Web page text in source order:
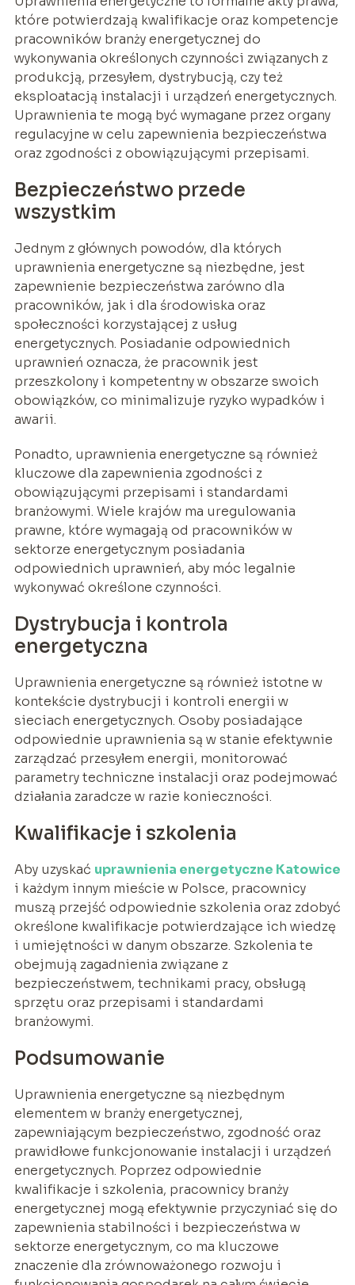
które potwierdzają kwalifikacje oraz kompetencje
pracowników branży energetycznej do
wykonywania określonych czynności związanych z
produkcją, przesyłem, dystrybucją, czy też
eksploatacją instalacji i urządzeń energetycznych.
Uprawnienia te mogą być wymagane przez organy
regulacyjne w celu zapewnienia bezpieczeństwa
oraz zgodności z obowiązującymi przepisami.
Bezpieczeństwo przede
wszystkim
Jednym z głównych powodów, dla których
uprawnienia energetyczne są niezbędne, jest
zapewnienie bezpieczeństwa zarówno dla
pracowników, jak i dla środowiska oraz
społeczności korzystającej z usług
energetycznych. Posiadanie odpowiednich
uprawnień oznacza, że pracownik jest
przeszkolony i kompetentny w obszarze swoich
obowiązków, co minimalizuje ryzyko wypadków i
awarii.
Ponadto, uprawnienia energetyczne są również
kluczowe dla zapewnienia zgodności z
obowiązującymi przepisami i standardami
branżowymi. Wiele krajów ma uregulowania
prawne, które wymagają od pracowników w
sektorze energetycznym posiadania
odpowiednich uprawnień, aby móc legalnie
wykonywać określone czynności.
Dystrybucja i kontrola
energetyczna
Uprawnienia energetyczne są również istotne w
kontekście dystrybucji i kontroli energii w
sieciach energetycznych. Osoby posiadające
odpowiednie uprawnienia są w stanie efektywnie
zarządzać przesyłem energii, monitorować
parametry techniczne instalacji oraz podejmować
działania zaradcze w razie konieczności.
Kwalifikacje i szkolenia
Aby uzyskać uprawnienia energetyczne Katowice
i każdym innym mieście w Polsce, pracownicy
muszą przejść odpowiednie szkolenia oraz zdobyć
określone kwalifikacje potwierdzające ich wiedzę
i umiejętności w danym obszarze. Szkolenia te
obejmują zagadnienia związane z
bezpieczeństwem, technikami pracy, obsługą
sprzętu oraz przepisami i standardami
branżowymi.
Podsumowanie
Uprawnienia energetyczne są niezbędnym
elementem w branży energetycznej,
zapewniającym bezpieczeństwo, zgodność oraz
prawidłowe funkcjonowanie instalacji i urządzeń
energetycznych. Poprzez odpowiednie
kwalifikacje i szkolenia, pracownicy branży
energetycznej mogą efektywnie przyczyniać się do
zapewnienia stabilności i bezpieczeństwa w
sektorze energetycznym, co ma kluczowe
znaczenie dla zrównoważonego rozwoju i